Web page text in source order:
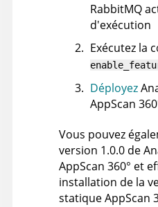
RabbitMQ
d'exécution
Exécutez la
Déployez
AppScan
Vous pouvez
version 1.0.0 de
AppScan 360° et
installation de la
statique AppScan